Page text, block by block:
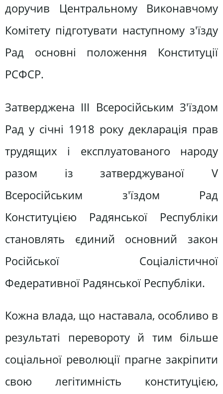
доручив Центральному Виконавчому
Комітету підготувати наступному з'їзду
Рад основні положення Конституції
РСФСР.
Затверджена ІІІ Всеросійським З'їздом
Рад у січні 1918 року декларація прав
трудящих і експлуатованого народу
разом із затверджуваної V
Всеросійським з'їздом Рад
Конституцією Радянської Республіки
становлять єдиний основний закон
Російської Соціалістичної
Федеративної Радянської Республіки.
Кожна влада, що наставала, особливо в
результаті перевороту й тим більше
соціальної революції прагне закріпити
свою легітимність конституцією,